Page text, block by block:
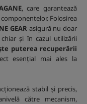
, care garantează
Folosirea
GEARasigură nu doar
și în cazul utilizării
puterea recuperării
esențial mai ales la
stabil și precis,
către mecanism,